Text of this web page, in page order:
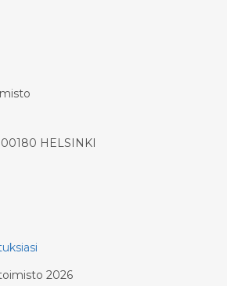
HELSINKI
2026